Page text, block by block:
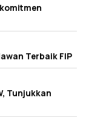
Terbaik FIP
Tunjukkan